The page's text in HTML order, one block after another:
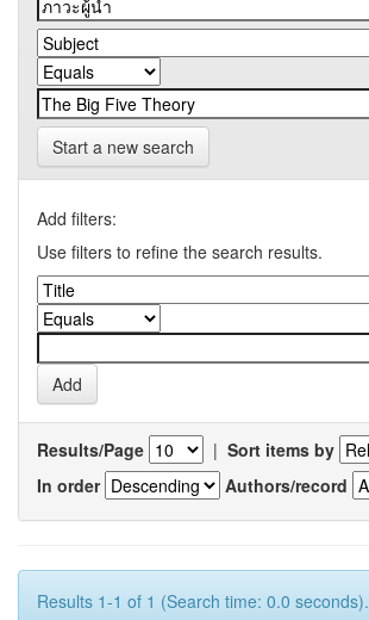
Start a new search
Add filters:
Use filters to refine the search results.
Results/Page | Sort items by
In order
Authors/record
Results 1-1 of 1 (Search time: 0.0 seconds).